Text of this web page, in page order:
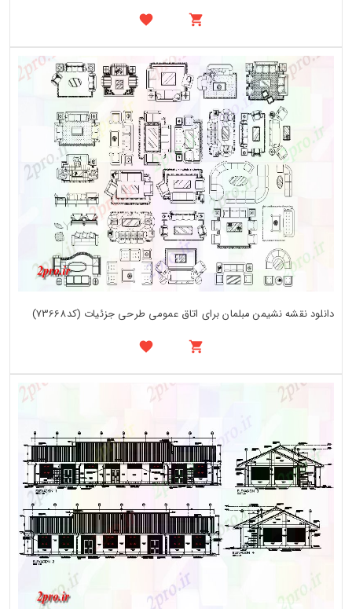
دانلود نقشه نشیمن مبلمان برای اتاق عمومی طرحی جزئیات (کد73668)